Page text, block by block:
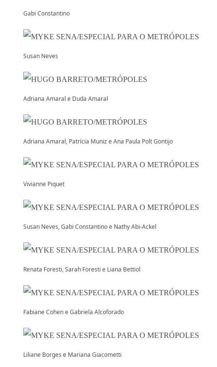
Gabi Constantino
Susan Neves
Adriana Amaral e Duda Amaral
Adriana Amaral, Patrícia Muniz e Ana Paula Polt Gontijo
Vivianne Piquet
Susan Neves, Gabi Constantino e Nathy Abi-Ackel
Renata Foresti, Sarah Foresti e Liana Bettiol
Fabiane Cohen e Gabriela Alcoforado
Liliane Borges e Mariana Giacometti